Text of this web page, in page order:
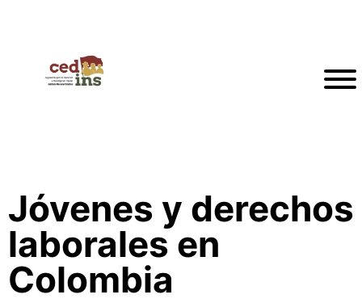
Jóvenes y derechos
laborales en
Colombia